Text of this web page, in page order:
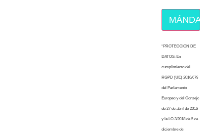
MÁNDAME
“PROTECCION DE
DATOS: En
cumplimiento del
RGPD (UE) 2016/679
del Parlamento
Europeo y del Consejo
de 27 de abril de 2016
y la LO 3/2018 de 5 de
diciembre de